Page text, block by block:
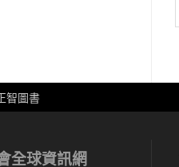
智圖書
全球資訊網